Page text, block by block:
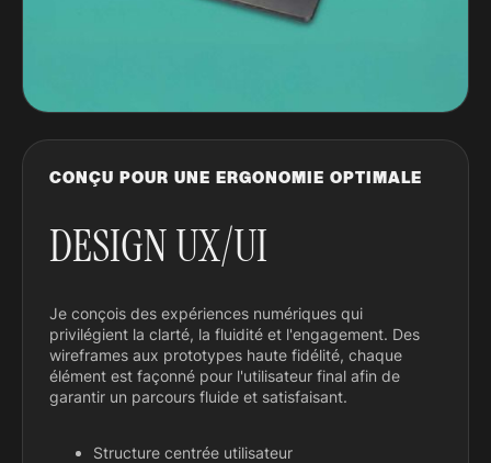
CONÇU POUR UNE ERGONOMIE OPTIMALE
DESIGN UX/UI
Je conçois des expériences numériques qui
privilégient la clarté, la fluidité et l'engagement. Des
wireframes aux prototypes haute fidélité, chaque
élément est façonné pour l'utilisateur final afin de
garantir un parcours fluide et satisfaisant.
Structure centrée utilisateur